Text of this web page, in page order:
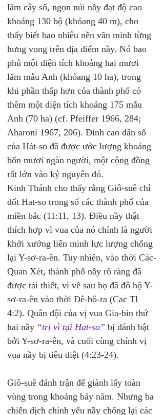
lăm cây số, ngọn núi nầy đạt độ cao
khoảng 130 bộ (khỏang 40 m), cho
thấy biết bao nhiêu nền văn minh từng
hưng vong trên địa điểm nầy. Nó bao
phủ một diện tích khoảng hai mươi
lăm mẫu Anh (khỏang 10 ha), trong
khi phần thấp hơn của thành phố có
thêm một diện tích khoảng 175 mẫu
Anh (70 ha) (cf. Pfeiffer 1966, 284;
Aharoni 1967, 206). Đỉnh cao dân số
của Hát-so đã được ước lượng khoảng
bốn mươi ngàn người, một cộng đồng
rất lớn vào kỷ nguyên đó.
Kinh Thánh cho thấy rằng Giô-suê chỉ
đốt Hat-so trong số các thành phố của
miền bắc (11:11, 13). Điều nầy thật
thích hợp vì vua của nó chính là người
khởi xướng liên minh lực lượng chống
lại Y-sơ-ra-ên. Tuy nhiên, vào thời Các-
Quan Xét, thành phố nầy rõ ràng đã
được tái thiết, vì về sau họ đã đô hộ Y-
sơ-ra-ên vào thời Đê-bô-ra (Cac Tl
4:2). Quân đội của vị vua Gia-bin thứ
hai nầy “trị vì tại Hat-so” bị đánh bật
bởi Y-sơ-ra-ên, và cuối cùng chính vị
vua nầy bị tiêu diệt (4:23-24).
Giô-suê đánh trận để giành lấy toàn
vùng trong khoảng bảy năm. Nhưng ba
chiến dịch chính yếu nầy chống lại các